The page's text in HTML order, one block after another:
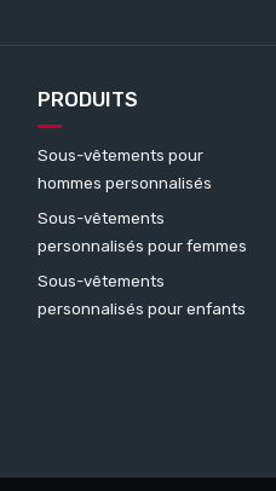
PRODUITS
Sous-vêtements pour
hommes personnalisés
Sous-vêtements
personnalisés pour femmes
Sous-vêtements
personnalisés pour enfants